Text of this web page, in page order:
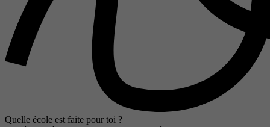
Quelle école est faite pour toi ?